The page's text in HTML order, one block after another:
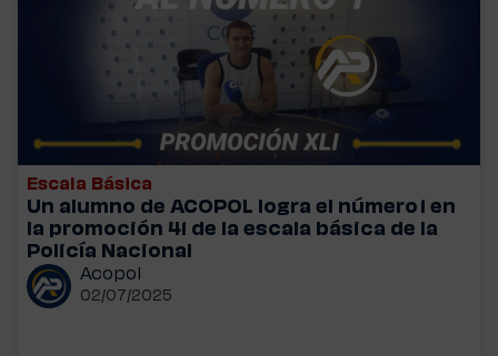
Escala Básica
Un alumno de ACOPOL logra el número 1 en
la promoción 41 de la escala básica de la
Policía Nacional
Acopol
02/07/2025